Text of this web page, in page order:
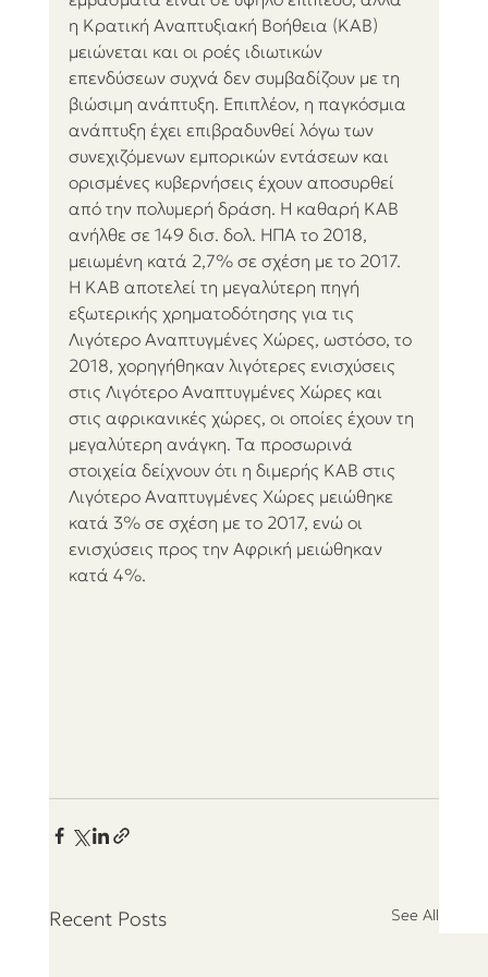
η Κρατική Αναπτυξιακή Βοήθεια (ΚΑΒ)
μειώνεται και οι ροές ιδιωτικών
επενδύσεων συχνά δεν συμβαδίζουν με τη
βιώσιμη ανάπτυξη. Επιπλέον, η παγκόσμια
ανάπτυξη έχει επιβραδυνθεί λόγω των
συνεχιζόμενων εμπορικών εντάσεων και
ορισμένες κυβερνήσεις έχουν αποσυρθεί
από την πολυμερή δράση. Η καθαρή ΚΑΒ
ανήλθε σε 149 δισ. δολ. ΗΠΑ το 2018,
μειωμένη κατά 2,7% σε σχέση με το 2017.
Η ΚΑΒ αποτελεί τη μεγαλύτερη πηγή
εξωτερικής χρηματοδότησης για τις
Λιγότερο Αναπτυγμένες Χώρες, ωστόσο, το
2018, χορηγήθηκαν λιγότερες ενισχύσεις
στις Λιγότερο Αναπτυγμένες Χώρες και
στις αφρικανικές χώρες, οι οποίες έχουν τη
μεγαλύτερη ανάγκη. Τα προσωρινά
στοιχεία δείχνουν ότι η διμερής ΚΑΒ στις
Λιγότερο Αναπτυγμένες Χώρες μειώθηκε
κατά 3% σε σχέση με το 2017, ενώ οι
ενισχύσεις προς την Αφρική μειώθηκαν
κατά 4%.
Recent Posts See All